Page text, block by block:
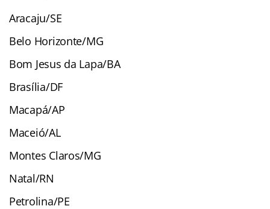
Aracaju/SE
Belo Horizonte/MG
Bom Jesus da Lapa/BA
Brasília/DF
Macapá/AP
Maceió/AL
Montes Claros/MG
Natal/RN
Petrolina/PE